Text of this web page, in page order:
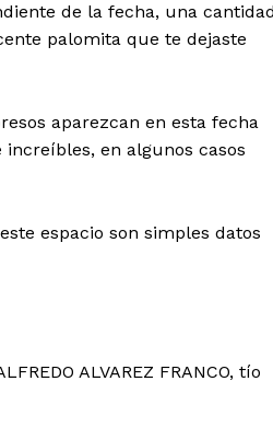
de la fecha, una cantidad
palomita que te dejaste
aparezcan en esta fecha
en algunos casos
espacio son simples datos
ALVAREZ FRANCO, tío